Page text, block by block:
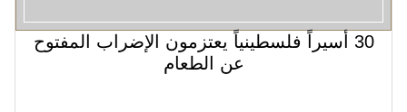
30 أسيراً فلسطينياً يعتزمون الإضراب المفتوح
عن الطعام